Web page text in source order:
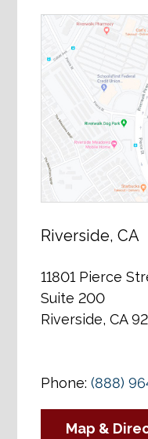
Riverside, CA
11801 Pierce
Suite 200
Riverside, CA
Phone:(888)
Map &